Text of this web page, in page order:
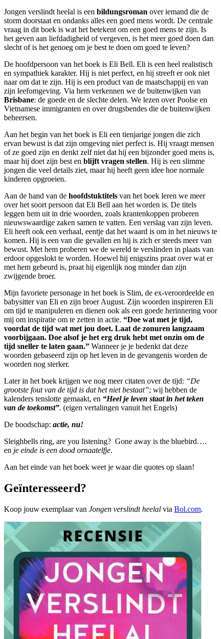
Jongen verslindt heelal is een bildungsroman over iemand die de
storm doorstaat en ondanks alles een goed mens wordt. De centrale
vraag in dit boek is wat het betekent om een goed mens te zijn. Is
het geven aan liefdadigheid of vergeven, is het meer goed doen dan
slecht of is het genoeg om je best te doen om goed te leven?
De hoofdpersoon van het boek is Eli Bell. Eli is een heel realistisch
en sympathiek karakter. Hij is niet perfect, en hij streeft er ook niet
naar om dat te zijn. Hij is een product van de maatschappij en van
zijn leefomgeving. Via hem verkennen we de buitenwijken van
Brisbane: de goede en de slechte delen. We lezen over Poolse en
Vietnamese immigranten en over drugsbendes die de buitenwijken
beheersen.
Aan het begin van het boek is Eli een tienjarige jongen die zich
ervan bewust is dat zijn omgeving niet perfect is. Hij vraagt mensen
of ze goed zijn en denkt zelf niet dat hij een bijzonder goed mens is,
maar hij doet zijn best en blijft vragen stellen. Hij is een slimme
jongen die veel details ziet, maar hij heeft geen idee hoe normale
kinderen opgroeien.
Aan de hand van de hoofdstuktitels van het boek leren we meer
over het soort persoon dat Eli Bell aan het worden is. De titels
leggen hem uit in drie woorden, zoals krantenkoppen proberen
nieuwswaardige zaken samen te vatten. Een verslag van zijn leven.
Eli heeft ook een verhaal, eentje dat het waard is om in het nieuws te
komen. Hij is een van die gevallen en hij is zich er steeds meer van
bewust. Met hem proberen we de wereld te verslinden in plaats van
erdoor opgeslokt te worden. Hoewel hij enigszins praat over wat er
met hem gebeurd is, praat hij eigenlijk nog minder dan zijn
zwijgende broer.
Mijn favoriete personage in het boek is Slim, de ex-veroordeelde en
babysitter van Eli en zijn broer August. Zijn woorden inspireren Eli
om tijd te manipuleren en dienen ook als een goede herinnering voor
mij om inspiratie om te zetten in actie. “Doe wat met je tijd,
voordat de tijd wat met jou doet. Laat de zonuren langzaam
voorbijgaan. Doe alsof je het erg druk hebt met onzin om de
tijd sneller te laten gaan.” Wanneer je je bedenkt dat deze
woorden gebaseerd zijn op het leven in de gevangenis worden de
woorden nog sterker.
Later in het boek krijgen we nog meer citaten over de tijd: “De
grootste fout van de tijd is dat het niet bestaat”; wij hebben de
kalenders tenslotte gemaakt, en “Heel je leven staat in het teken
van de toekomst”. (eigen vertalingen vanuit het Engels)
De boodschap: actie, nu!
Sleighbells ring, are you listening? Gone away is the bluebird….
en je einde is een dood ornaatelfje.
Aan het einde van het boek weet je waar die quotes op slaan!
Geïnteresseerd?
Koop jouw exemplaar van Jongen verslindt heelal via Bol.com.